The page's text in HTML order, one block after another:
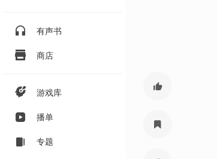
有声书
商店
游戏库
播单
专题